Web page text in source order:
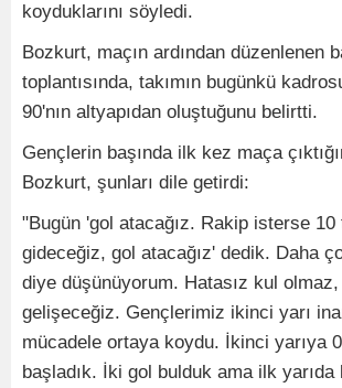
koyduklarını söyledi.
Bozkurt, maçın ardından düzenlenen
toplantısında, takımın bugünkü
90'nın altyapıdan oluştuğunu belirtti.
Gençlerin başında ilk kez maça
Bozkurt, şunları dile getirdi:
"Bugün 'gol atacağız. Rakip isterse 10
gideceğiz, gol atacağız' dedik. Daha
diye düşünüyorum. Hatasız kul
gelişeceğiz. Gençlerimiz ikinci yarı
mücadele ortaya koydu. İkinci yarıya
başladık. İki gol bulduk ama ilk yarıda